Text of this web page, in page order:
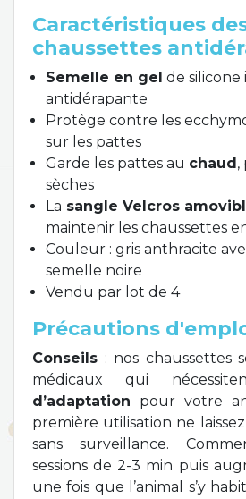
Caractéristiques
chaussettes
Semelle en gel de
antidérapante
Protège contre les
sur les pattes
Garde les pattes au chaud,
sèches
La sangle Velcros
maintenir les chaussettes
Couleur : gris anthracite
semelle noire
Vendu par lot de 4
Précautions
Conseils : nos chaussettes
médicaux qui
d’adaptation pour votre
première utilisation ne
sans surveillance.
sessions de 2-3 min puis
une fois que l’animal s’y